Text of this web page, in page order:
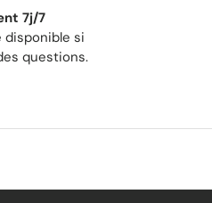
7j/7
disponible si
questions.